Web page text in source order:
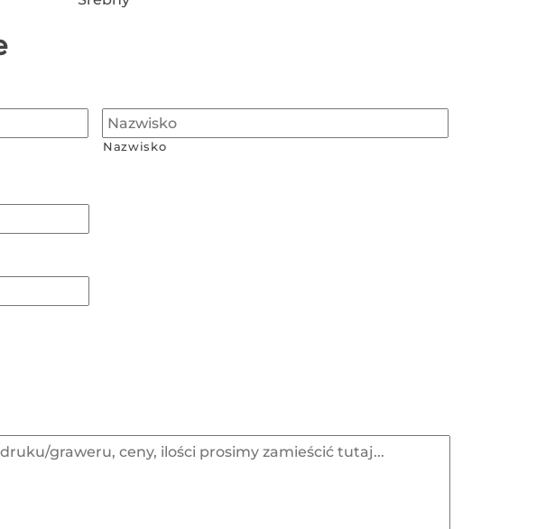
Nazwisko